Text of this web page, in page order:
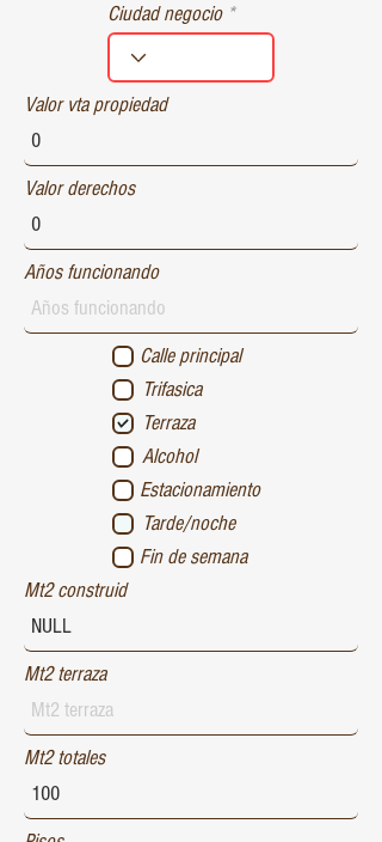
Ciudad negocio
Valor vta propiedad
Valor derechos
Años funcionando
Calle principal
Trifasica
Terraza
Alcohol
Estacionamiento
Tarde/noche
Fin de semana
Mt2 construid
Mt2 terraza
Mt2 totales